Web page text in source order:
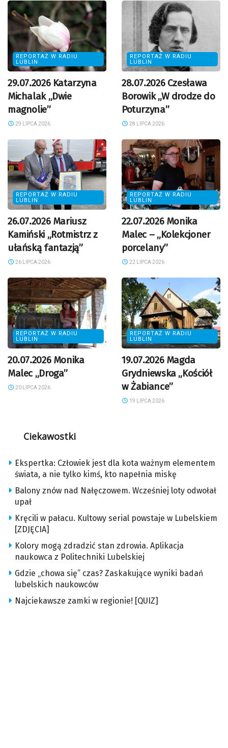
REPORTAŻ W RADIU
LUBLIN
29.07.2026 Katarzyna
Michalak „Dwie
magnolie”
29 LIPCA 2026
REPORTAŻ W RADIU
LUBLIN
28.07.2026 Czesława
Borowik „W drodze do
Poturzyna”
28 LIPCA 2026
REPORTAŻ W RADIU
LUBLIN
26.07.2026 Mariusz
Kamiński „Rotmistrz z
ułańską fantazją”
26 LIPCA 2026
REPORTAŻ W RADIU
LUBLIN
22.07.2026 Monika
Malec – „Kolekcjoner
porcelany”
22 LIPCA 2026
REPORTAŻ W RADIU
LUBLIN
20.07.2026 Monika
Malec „Droga”
20 LIPCA 2026
REPORTAŻ W RADIU
LUBLIN
19.07.2026 Magda
Grydniewska „Kościół
w Żabiance”
19 LIPCA 2026
Ciekawostki
Ekspertka: Człowiek jest dla kota ważnym elementem
świata, a nie tylko kimś, kto napełnia miskę
Balony znów nad Nałęczowem. Wcześniej loty odwołał
upał
Kręcili w pałacu. Kultowy serial powstaje w Lubelskiem
[ZDJĘCIA]
Kolory mogą zdradzić stan zdrowia. Aplikacja
naukowca z Politechniki Lubelskiej
Gdzie „chowa się” czas? Zaskakujące wyniki badań
lubelskich naukowców
Najciekawsze zamki w regionie! [QUIZ]